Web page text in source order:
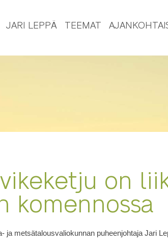
JARI LEPPÄ TEEMAT
on
komennossa
ja metsätalousvaliokunnan puheenjohtaja Jari